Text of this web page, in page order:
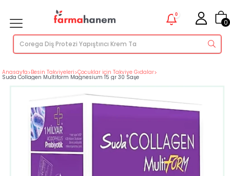
0
0
Anasayfa>Besin Takviyeleri>Çocuklar için Takviye Gıdalar>
Suda Collagen Multiform Magnesium 15 gr 30 Saşe